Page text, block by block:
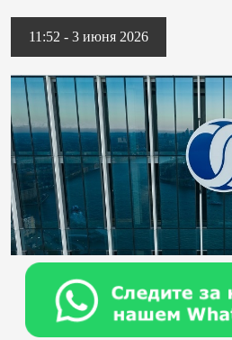
11:52 - 3 июня 2026